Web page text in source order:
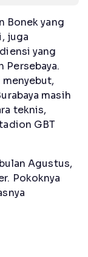
Bonek yang
juga
yang
Persebaya.
menyebut,
masih
teknis,
GBT
Agustus,
Pokoknya